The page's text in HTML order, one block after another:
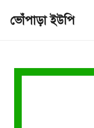
ভোঁপাড়া ইউপি